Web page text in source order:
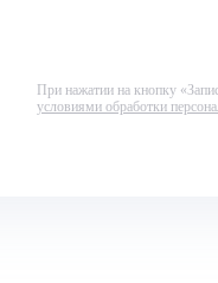
При нажатии на кнопку
условиями обработки